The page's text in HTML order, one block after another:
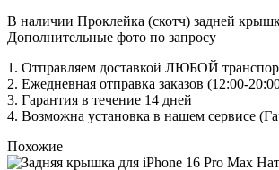
В наличии Проклейка (скотч) задней
Дополнительные фото по запросу
1. Oтпpавляем доставкой ЛЮБОЙ
2. Ежедневная отправка заказов (12:00-
3. Гарантия в течение 14 дней
4. Возможна установка в нашем сервисе
Похожие